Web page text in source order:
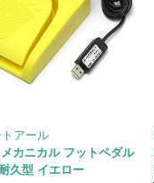
アール
カニカル フットペダル
久型 イエロー